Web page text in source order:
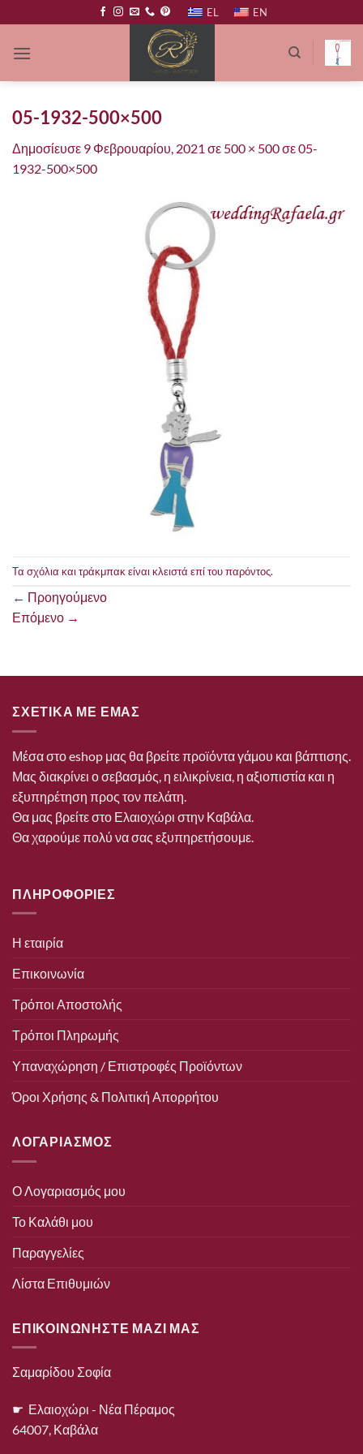
στο
περιεχόμενο
EL EN
05-1932-500×500
Δημοσίευσε 9 Φεβρουαρίου, 2021 σε 500 × 500σε05-
1932-500×500
Τα σχόλια και τράκμπακ είναι κλειστά επί του παρόντος.
← Προηγούμενο
Επόμενο →
ΣΧΕΤΙΚΑ ΜΕ ΕΜΑΣ
Μέσα στο eshop μας θα βρείτε προϊόντα γάμου και βάπτισης.
Μας διακρίνει ο σεβασμός, η ειλικρίνεια, η αξιοπιστία και η
εξυπηρέτηση προς τον πελάτη.
Θα μας βρείτε στο Ελαιοχώρι στην Καβάλα.
Θα χαρούμε πολύ να σας εξυπηρετήσουμε.
ΠΛΗΡΟΦΟΡΙΕΣ
Η εταιρία
Επικοινωνία
Τρόποι Αποστολής
Τρόποι Πληρωμής
Υπαναχώρηση / Επιστροφές Προϊόντων
Όροι Χρήσης & Πολιτική Απορρήτου
ΛΟΓΑΡΙΑΣΜΟΣ
Ο Λογαριασμός μου
Το Καλάθι μου
Παραγγελίες
Λίστα Επιθυμιών
ΕΠΙΚΟΙΝΩΝΗΣΤΕ ΜΑΖΙ ΜΑΣ
Σαμαρίδου Σοφία
☛ Ελαιοχώρι - Νέα Πέραμος
64007, Καβάλα